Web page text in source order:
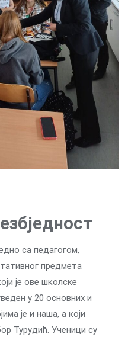
са педагогом,
предмета
је ове школске
у 20 основних и
је и наша, а који
Турудић. Ученици су